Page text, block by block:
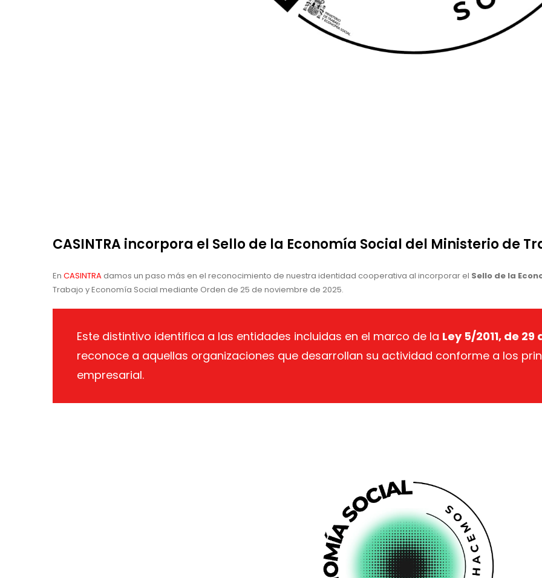
CASINTRA incorpora el Sello de la Economía Social del Ministerio de
En CASINTRA damos un paso más en el reconocimiento de nuestra identidad cooperativa al incorporar el Sello de la
Trabajo y Economía Social mediante Orden de 25 de noviembre de 2025.
Este distintivo identifica a las entidades incluidas en el marco de la Ley 5/2011, de
reconoce a aquellas organizaciones que desarrollan su actividad conforme a los
empresarial.